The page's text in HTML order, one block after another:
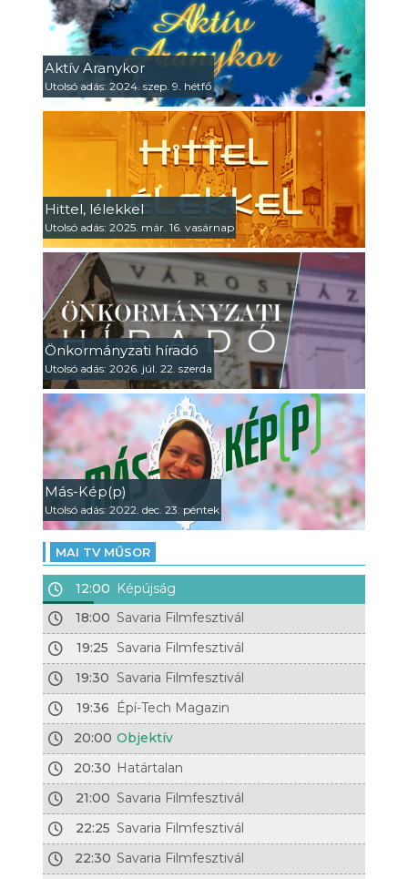
Aktív Aranykor
Utolsó adás: 2024. szep. 9. hétfő
Hittel, lélekkel
Utolsó adás: 2025. már. 16. vasárnap
Önkormányzati híradó
Utolsó adás: 2026. júl. 22. szerda
Más-Kép(p)
Utolsó adás: 2022. dec. 23. péntek
MAI TV MŰSOR
12:00 Képújság
18:00 Savaria Filmfesztivál
19:25 Savaria Filmfesztivál
19:30 Savaria Filmfesztivál
19:36
Épí-Tech Magazin
20:00 Objektív
20:30 Határtalan
21:00 Savaria Filmfesztivál
22:25 Savaria Filmfesztivál
22:30 Savaria Filmfesztivál